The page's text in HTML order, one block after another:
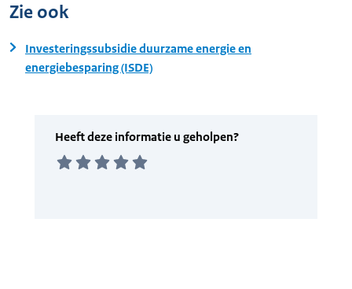
Zie ook
Investeringssubsidie duurzame energie en
energiebesparing (ISDE)